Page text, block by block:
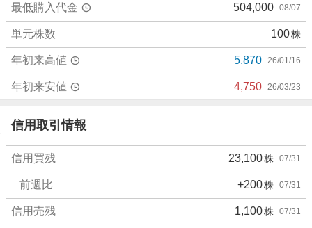
最低購入代金 504,000 08/07
単元株数 100株
年初来高値 5,870 26/01/16
年初来安値 4,750 26/03/23
信用取引情報
信用買残 23,100株 07/31
前週比 +200株 07/31
信用売残 1,100株 07/31